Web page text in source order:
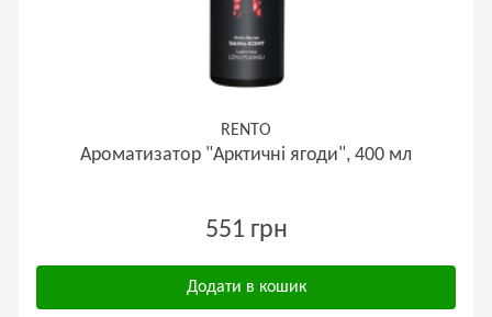
RENTO
Ароматизатор "Арктичні ягоди", 400 мл
551 грн
Додати в кошик